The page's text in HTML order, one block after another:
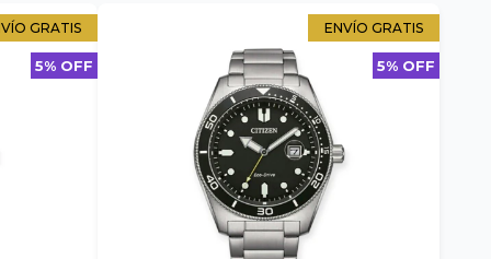
GRATIS
5% OFF
ENVÍO GRATIS
5% OFF